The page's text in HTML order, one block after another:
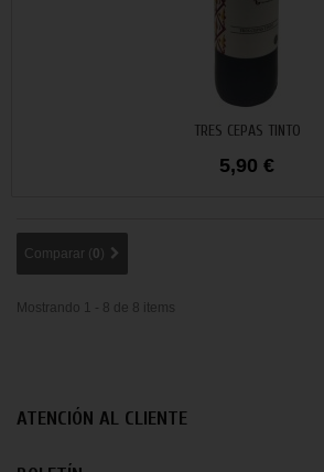
Añadir al carritoTRES CEPAS TINTO
5,90 €
Comparar ( 0)
Mostrando 1 - 8 de 8 items
ATENCIÓN AL CLIENTE